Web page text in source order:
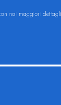
noi maggiori dettagli